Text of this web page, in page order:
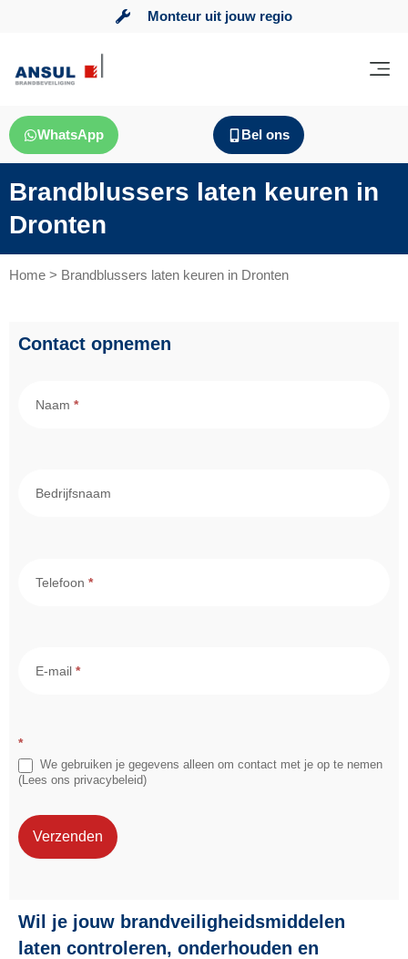
Monteur uit jouw regio
WhatsApp Bel ons
Brandblussers laten keuren in
Dronten
Home > Brandblussers laten keuren in Dronten
Wil je jouw brandveiligheidsmiddelen
laten controleren, onderhouden en
Contact opnemen
Naam *
Bedrijfsnaam
Telefoon *
E-mail *
*
We gebruiken je gegevens alleen om contact met je op te nemen
(Lees ons privacybeleid)
Verzenden